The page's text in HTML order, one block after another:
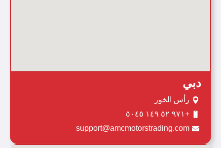
دبي
رأس الخور
+٩٧١ ٥٢ ١٤٩ ٥٠٤٥
support@amcmotorstrading.com